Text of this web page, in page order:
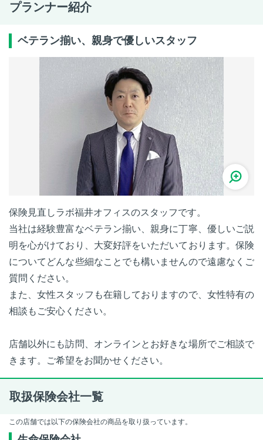
プランナー紹介
ベテラン揃い、親身で優しいスタッフ
保険見直しラボ福井オフィスのスタッフです。
当社は経験豊富なベテラン揃い、親身に丁寧、優しいご説
明を心がけており、大変好評をいただいております。保険
についてどんな些細なことでも構いませんので遠慮なくご
質問ください。
また、女性スタッフも在籍しておりますので、女性特有の
相談もご安心ください。
店舗以外にも訪問、オンラインとお好きな場所でご相談で
きます。ご希望をお聞かせください。
取扱保険会社一覧
この店舗では以下の保険会社の商品を取り扱っています。